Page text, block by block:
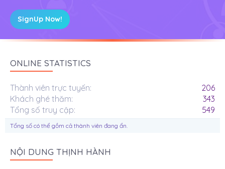
SignUp Now!
ONLINE STATISTICS
Thành viên trực tuyến
206
Khách ghé thăm
343
Tổng số truy cập
549
Tổng số có thể gồm cả thành viên đang ẩn.
NỘI DUNG THỊNH HÀNH